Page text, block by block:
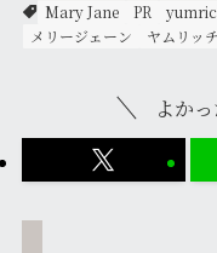
Mary Jane
PR
メリージェーン
ヤムリッチ
よか